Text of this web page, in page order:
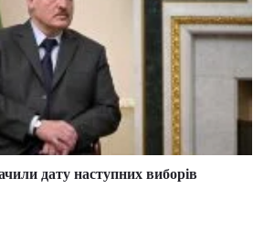
дату наступних виборів